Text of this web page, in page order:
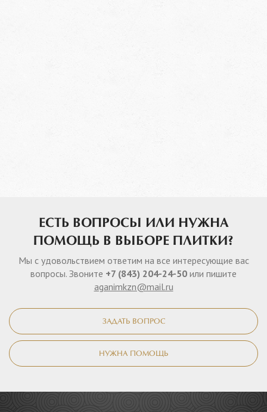
ЕСТЬ ВОПРОСЫ ИЛИ НУЖНА
ПОМОЩЬ В ВЫБОРЕ ПЛИТКИ?
Мы с удовольствием ответим на все интересующие вас
вопросы. Звоните +7 (843) 204-24-50 или пишите
aganimkzn@mail.ru
ЗАДАТЬ ВОПРОС
НУЖНА ПОМОЩЬ